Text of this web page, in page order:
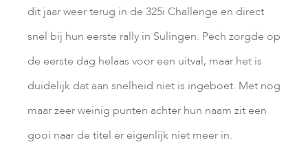
dit jaar weer terug in de 325i Challenge en direct
snel bij hun eerste rally in Sulingen. Pech zorgde op
de eerste dag helaas voor een uitval, maar het is
duidelijk dat aan snelheid niet is ingeboet. Met nog
maar zeer weinig punten achter hun naam zit een
gooi naar de titel er eigenlijk niet meer in.